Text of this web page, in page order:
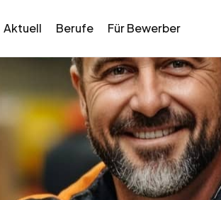
Aktuell Berufe Für Bewerber